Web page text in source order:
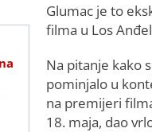
Glumac je to
filma u Los
Na pitanje kako
pominjalo u
na premijeri
18. maja, dao